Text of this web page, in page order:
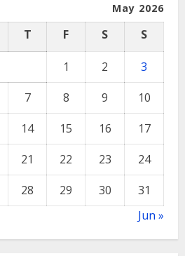
May 2026
T F S S
1 2
3
7 8 9
10
14 15 16
17
21 22 23
24
28 29 30
31
Jun »